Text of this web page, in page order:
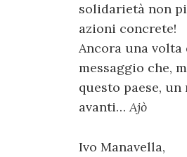
solidarietà non
azioni concrete!
Ancora una
messaggio che,
questo paese,
avanti…Ajò
Ivo Manavella,